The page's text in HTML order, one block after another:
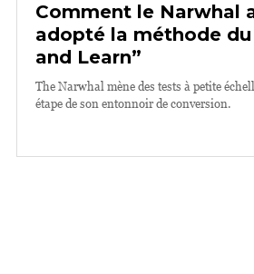
Comment le Narwhal
adopté la méthode du
and Learn”
The Narwhal mène des tests à petite
étape de son entonnoir de conversion.